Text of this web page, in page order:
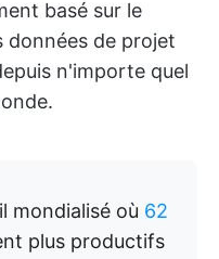
basé sur le
données de projet
n'importe quel
mondialisé où 62
plus productifs